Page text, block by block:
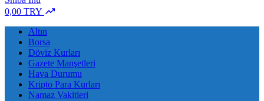
0,00 TRY
Altın
Borsa
Döviz Kurları
Gazete Manşetleri
Hava Durumu
Kripto Para Kurları
Namaz Vakitleri